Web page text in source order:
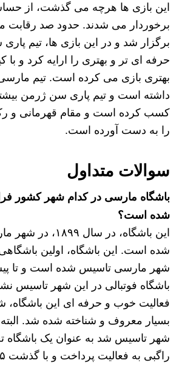
این بازی ها هرچه می گذشت، از
برخوردار می شدند. حدود صد رقابت
برگزار شد و در این بازی ها، تیم
حرفه ای تر و بهتری را ارایه کرد و
کسب کرده است و مقام قهرمانی و
را به دست آورده است.
سوالات متداول
باشگاه مارسی در کدام شهر کشور
شده است؟
این باشگاه، در سال
شده است. این باشگاه، اولین
شهر مارسی تاسیس شده است و تا
باشگاه فوتبالی در این شهر تاسیس
فعالیت خوب و حرفه ای این باشگاه،
بسیار معروف و شناخته شده شد.
شهر تاسیس شد به عنوان یک